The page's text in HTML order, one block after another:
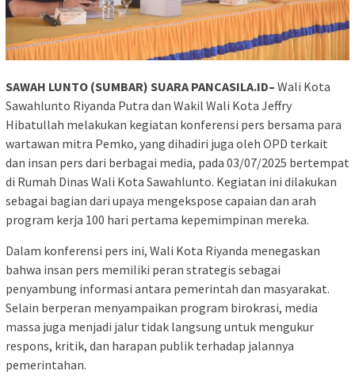
SAWAH LUNTO (SUMBAR) SUARA PANCASILA.ID– Wali Kota
Sawahlunto Riyanda Putra dan Wakil Wali Kota Jeffry
Hibatullah melakukan kegiatan konferensi pers bersama para
wartawan mitra Pemko, yang dihadiri juga oleh OPD terkait
dan insan pers dari berbagai media, pada 03/07/2025 bertempat
di Rumah Dinas Wali Kota Sawahlunto. Kegiatan ini dilakukan
sebagai bagian dari upaya mengekspose capaian dan arah
program kerja 100 hari pertama kepemimpinan mereka.
Dalam konferensi pers ini, Wali Kota Riyanda menegaskan
bahwa insan pers memiliki peran strategis sebagai
penyambung informasi antara pemerintah dan masyarakat.
Selain berperan menyampaikan program birokrasi, media
massa juga menjadi jalur tidak langsung untuk mengukur
respons, kritik, dan harapan publik terhadap jalannya
pemerintahan.